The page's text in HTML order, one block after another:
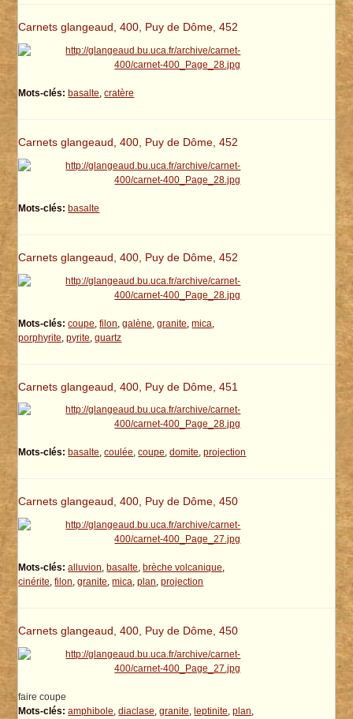
Carnets glangeaud, 400, Puy de Dôme, 452
Mots-clés: basalte,cratère
Carnets glangeaud, 400, Puy de Dôme, 452
Mots-clés: basalte
Carnets glangeaud, 400, Puy de Dôme, 452
Mots-clés: coupe ,filon ,galène ,granite ,mica
porphyrite ,pyrite ,quartz
Carnets glangeaud, 400, Puy de Dôme, 451
Mots-clés: basalte,coulée,coupe,domite,projection
Carnets glangeaud, 400, Puy de Dôme, 450
Mots-clés: alluvion, basalte, brèche volcanique,
cinérite,filon,granite,mica,plan,projection
Carnets glangeaud, 400, Puy de Dôme, 450
faire coupe
Mots-clés: amphibole,diaclase,granite, leptinite,plan,